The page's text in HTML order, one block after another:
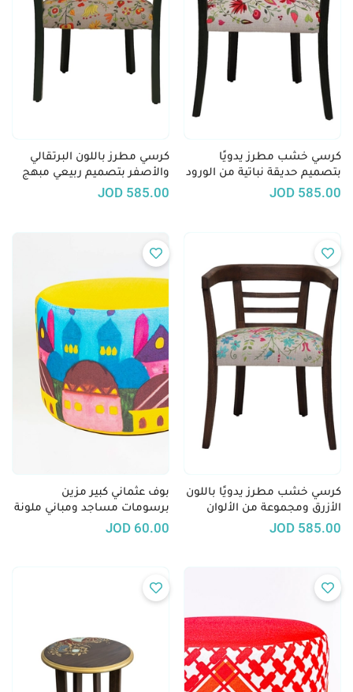
كرسي خشب مطرز يدويًا
بتصميم حديقة نباتية من الورود
585.00
JOD
كرسي مطرز باللون البرتقالي
والأصفر بتصميم ربيعي مبهج
585.00
JOD
كرسي خشب مطرز يدويًا باللون
الأزرق ومجموعة من الألوان
المبهجة
585.00
JOD
بوف عثماني كبير مزين
برسومات مساجد ومباني ملونة
بألوان مبهجة
60.00
JOD